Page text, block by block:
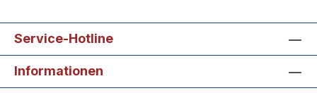
Service-Hotline
Informationen